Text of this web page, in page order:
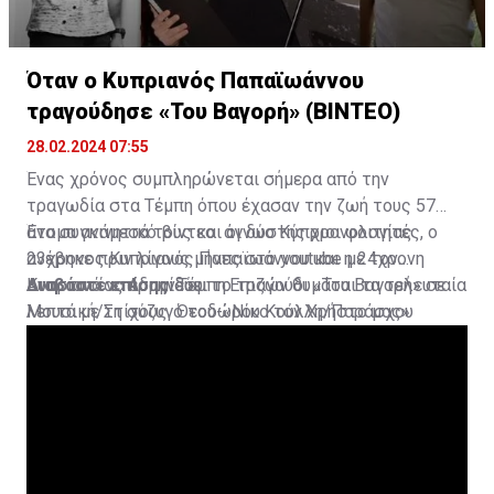
Όταν ο Κυπριανός Παπαϊωάννου
τραγούδησε «Του Βαγορή» (ΒΙΝΤΕΟ)
28.02.2024 07:55
Ένας χρόνος συμπληρώνεται σήμερα από την
τραγωδία στα Τέμπη όπου έχασαν την ζωή τους 57
άτομα ανάμεσά τους και οι δύο Κύπριοι φοιτητές, ο
23χρονος Κυπριανός Παπαϊωάννου και η 24χρονη
Αναστασίας Αδαμίδου.
Ένα συγκινητικό βίντεο άγνωστης χρονολογίας
ανέβηκε πριν λίγους μήνες στο youtube με τον
Κυπριανό να ερμηνεύει το τραγούδι «Του Βαγορή» σε
Μουσική/Στίχους Θεοδώρου Κούλλη/Παράσχου
Διαβάστε επίσης:Τέμπη:Επιζών θυμάται τα τελευταία
λεπτά με τη σύζυγό του-«Νίκο τον Χρήστο μας»